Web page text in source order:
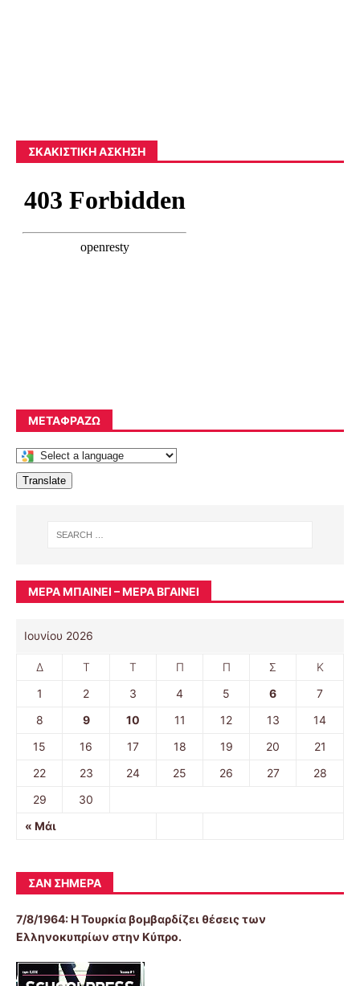
ΣΚΑΚΙΣΤΙΚΉ ΆΣΚΗΣΗ
ΜΕΤΑΦΡΆΖΩ
Translate
ΜΈΡΑ ΜΠΑΊΝΕΙ – ΜΈΡΑ ΒΓΑΊΝΕΙ
Ιουνίου 2026
Δ Τ Τ Π Π Σ Κ
« Μάι
1 2 3 4 5 6
7
8
9 10 11 12 13
14
15
16 17 18 19 20
21
22
23 24 25 26 27
28
29
30
ΣΑΝ ΣΉΜΕΡΑ
7/8/1964: Η Τουρκία βομβαρδίζει θέσεις των
Ελληνοκυπρίων στην Κύπρο.